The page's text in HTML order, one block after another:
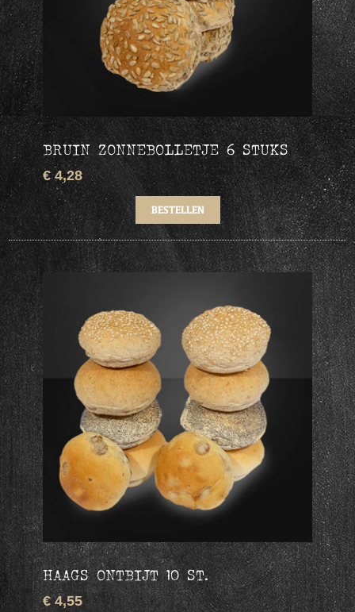
BRUIN ZONNEBOLLETJE 6 STUKS
€ 4,28
HAAGS ONTBIJT 10 ST.
€ 4,55